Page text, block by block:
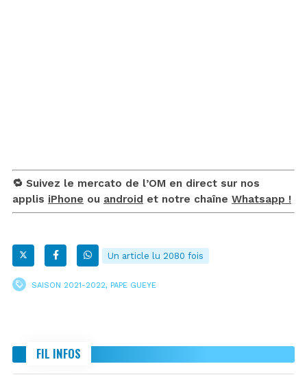
🔁 Suivez le mercato de l’OM en direct sur nos
applis iPhone ou android et notre chaîne Whatsapp !
Un article lu 2080 fois
SAISON 2021-2022, PAPE GUEYE
FIL INFOS